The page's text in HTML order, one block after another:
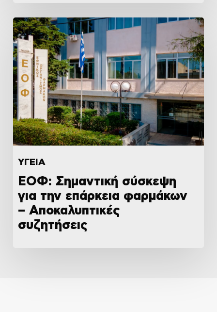
ΥΓΕΙΑ
ΕΟΦ: Σημαντική σύσκεψη
για την επάρκεια φαρμάκων
– Αποκαλυπτικές
συζητήσεις